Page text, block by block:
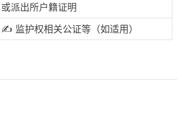
或派出所户籍证明
✍️ 监护权相关公证等（如适用）